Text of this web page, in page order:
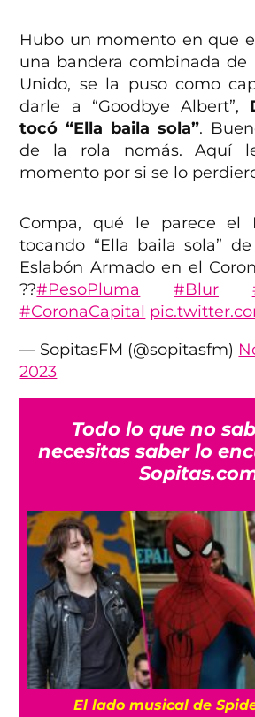
Hubo un momento en que
una bandera combinada de
Unido, se la puso como
darle a “Goodbye Albert”,
tocó “Ella baila sola”.
de la rola nomás. Aquí
momento por si se lo
Compa, qué le parece el
tocando “Ella baila sola”
Eslabón Armado en el
??#PesoPluma #Blur
#CoronaCapital
— SopitasFM (@sopitasfm)
2023
Todo lo que no
necesitas saber lo
El lado musical de